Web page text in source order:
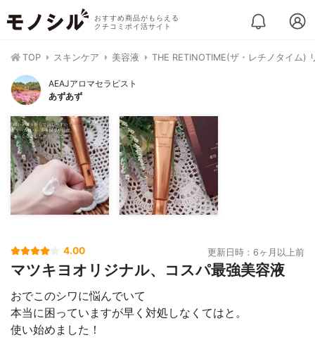
おすすめ商品がもらえる
クチコミポイ活サイト
TOP スキンケア 美容液 THE RETINOTIME(ザ・レチノタイム)
AEAJアロマセラピスト
あずあず
4.00 更新日時：6ヶ月以上前
マツキヨオリジナル、コスパ最強美容液
おでこのシワに悩んでいて
本当に困っていますが早く対処しなくてはと。
使い始めました！